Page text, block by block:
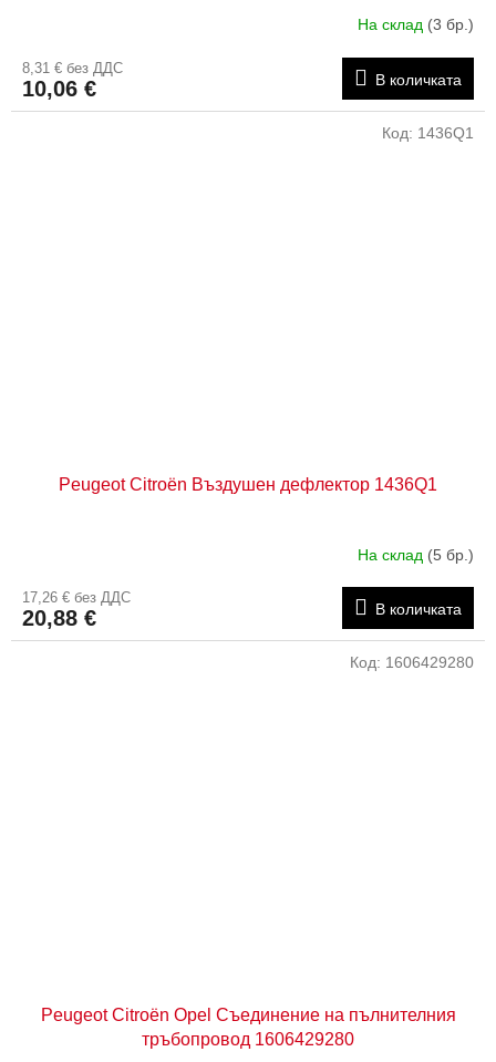
На склад (3 бр.)
8,31 € без ДДС
10,06 € В количката
Peugeot Citroën Въздушен дефлектор 1436Q1
На склад (5 бр.)
17,26 € без ДДС
20,88 € В количката
Код: 1436Q1
Peugeot Citroën Opel Съединение на пълнителния
тръбопровод 1606429280
Код: 1606429280